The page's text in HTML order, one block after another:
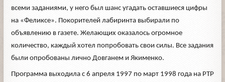
всеми заданиями, у него был шанс угадать оставшиеся цифры
на «Феликсе». Покорителей лабиринта выбирали по
объявлению в газете. Желающих оказалось огромное
количество, каждый хотел попробовать свои силы. Все задания
были опробованы лично Довганем и Якименко.
Программа выходила с 6 апреля 1997 по март 1998 года на РТР